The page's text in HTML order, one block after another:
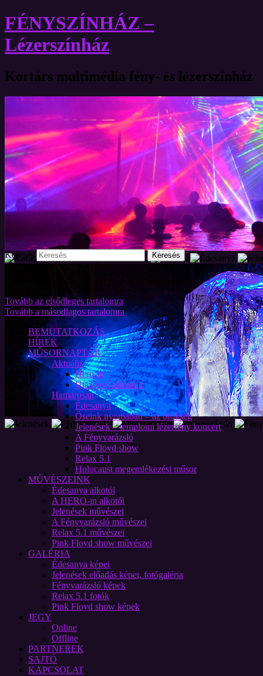
FÉNYSZÍNHÁZ –
Lézerszínház
Kortárs multimédia fény- és lézerszínház
Keresés
Tovább az elsődleges tartalomra
Tovább a másodlagos tartalomra
BEMUTATKOZÁS
HÍREK
MŰSORNAPTÁR
Aktuális
Hero-in
Utazó előadásaink
Hamarosan
Édesanya
Őseink nyomában – az örökség
Jelenések – templomi lézerfény koncert
A Fényvarázsló
Pink Floyd show
Relax 5.1
Holocaust megemlékezési műsor
MŰVÉSZEINK
Édesanya alkotói
A HERO-in alkotói
Jelenések művészei
A Fényvarázsló művészei
Relax 5.1 művészei
Pink Floyd show művészei
GALÉRIA
Édesanya képei
Jelenések előadás képei, fotógaléria
Fényvarázsló képek
Relax 5.1 fotók
Pink Floyd show képek
JEGY
Online
Offline
PARTNEREK
SAJTÓ
KAPCSOLAT